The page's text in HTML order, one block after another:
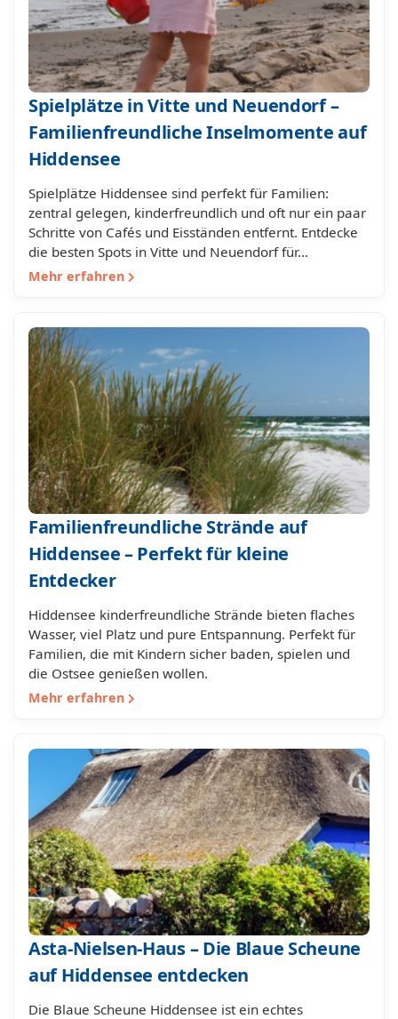
Spielplätze in Vitte und Neuendorf –
Familienfreundliche Inselmomente auf
Hiddensee
Spielplätze Hiddensee sind perfekt für Familien:
zentral gelegen, kinderfreundlich und oft nur ein paar
Schritte von Cafés und Eisständen entfernt. Entdecke
die besten Spots in Vitte und Neuendorf für…
Mehr erfahren
Familienfreundliche Strände auf
Hiddensee – Perfekt für kleine
Entdecker
Hiddensee kinderfreundliche Strände bieten flaches
Wasser, viel Platz und pure Entspannung. Perfekt für
Familien, die mit Kindern sicher baden, spielen und
die Ostsee genießen wollen.
Mehr erfahren
Asta-Nielsen-Haus – Die Blaue Scheune
auf Hiddensee entdecken
Die Blaue Scheune Hiddensee ist ein echtes